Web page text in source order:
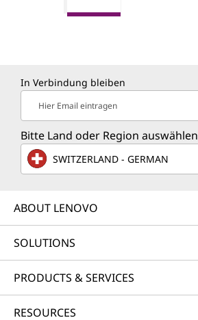
In Verbindung bleiben
Hier Email eintragen
Bitte Land oder Region auswählen
SWITZERLAND - GERMAN
ABOUT LENOVO
SOLUTIONS
PRODUCTS & SERVICES
RESOURCES